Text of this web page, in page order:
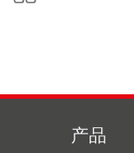
产品